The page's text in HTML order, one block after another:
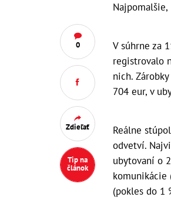
0
Zdieľať
Tip na
článok
V súhrne za
registrovalo
nich.
704 eur, v
Reálne
odvetví.
ubytovaní o
komunikácie
(pokles do 1